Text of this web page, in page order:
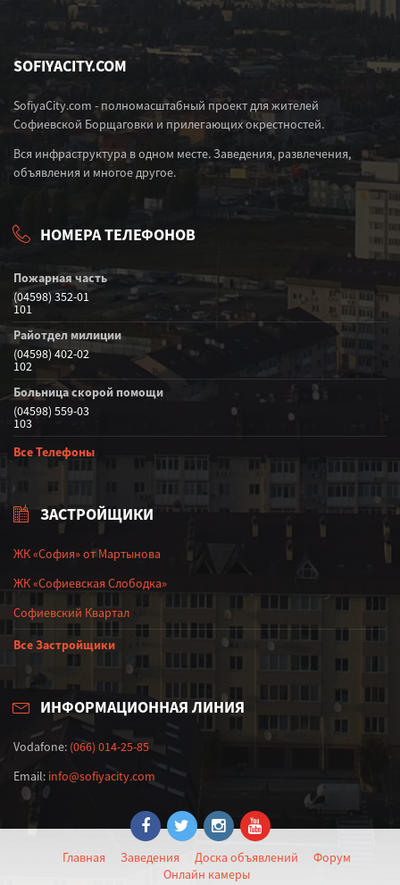
SOFIYACITY.COM
SofiyaCity.com - полномасштабный проект для жителей
Софиевской Борщаговки и прилегающих окрестностей.
Вся инфраструктура в одном месте. Заведения, развлечения,
объявления и многое другое.
НОМЕРА ТЕЛЕФОНОВ
Пожарная часть
(04598) 352-01
101
Райотдел милиции
(04598) 402-02
102
Больница скорой помощи
(04598) 559-03
103
Все Телефоны
ЗАСТРОЙЩИКИ
ЖК «София» от Мартынова
ЖК «Софиевская Слободка»
Софиевский Квартал
Все Застройщики
ИНФОРМАЦИОННАЯ ЛИНИЯ
Vodafone: (066) 014-25-85
Email: info@sofiyacity.com
Главная Заведения Доска объявлений
Форум
Онлайн камеры